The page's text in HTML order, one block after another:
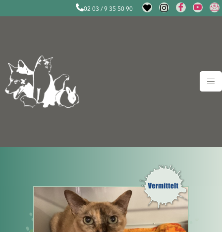
02 03 / 9 35 50 90